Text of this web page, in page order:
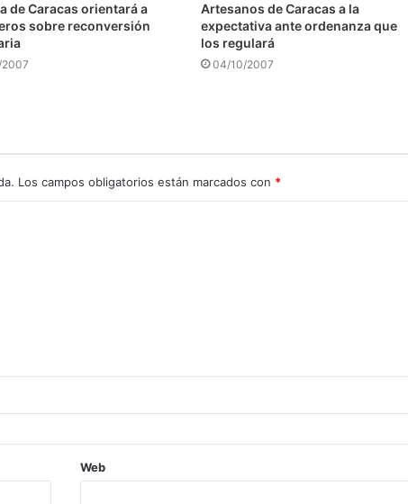
de Caracas orientará a
sobre reconversión
Artesanos de Caracas a la
expectativa ante ordenanza que
los regulará
04/10/2007
Los campos obligatorios están marcados con *
Web